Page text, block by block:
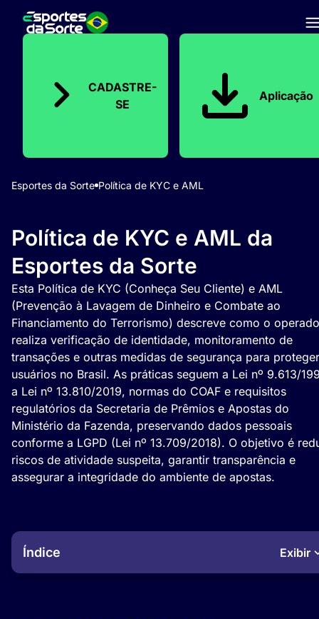
CADASTRE-
SE
Aplicação
Esportes da Sorte Política de KYC e AML
Política de KYC e AML da
Esportes da Sorte
Esta Política de KYC (Conheça Seu Cliente) e AML
(Prevenção à Lavagem de Dinheiro e Combate ao
Financiamento do Terrorismo) descreve como o
realiza verificação de identidade, monitoramento de
transações e outras medidas de segurança para proteger
usuários no Brasil. As práticas seguem a Lei nº 9.613/
a Lei nº 13.810/2019, normas do COAF e requisitos
regulatórios da Secretaria de Prêmios e Apostas do
Ministério da Fazenda, preservando dados pessoais
conforme a LGPD (Lei nº 13.709/2018). O objetivo é
riscos de atividade suspeita, garantir transparência e
assegurar a integridade do ambiente de apostas.
Índice Exibir